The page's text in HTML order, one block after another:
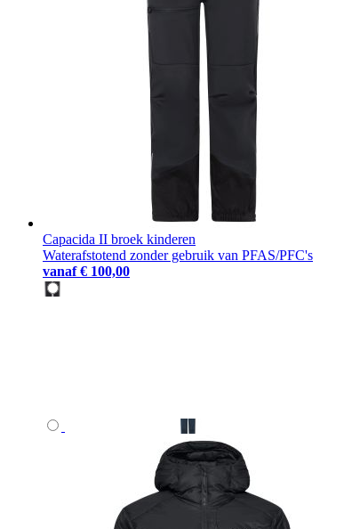
Capacida II broek kinderen
Waterafstotend zonder gebruik van PFAS/PFC's
vanaf € 100,00